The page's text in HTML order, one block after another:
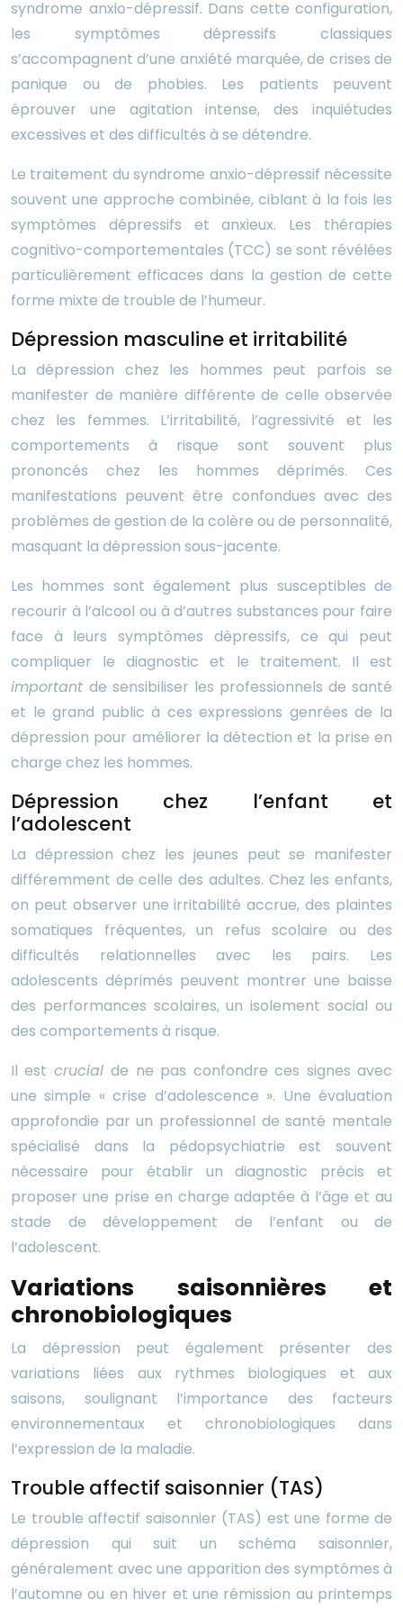
syndrome anxio-dépressif. Dans cette configuration,
les symptômes dépressifs classiques
s’accompagnent d’une anxiété marquée, de crises de
panique ou de phobies. Les patients peuvent
éprouver une agitation intense, des inquiétudes
excessives et des difficultés à se détendre.
Le traitement du syndrome anxio-dépressif nécessite
souvent une approche combinée, ciblant à la fois les
symptômes dépressifs et anxieux. Les thérapies
cognitivo-comportementales (TCC) se sont révélées
particulièrement efficaces dans la gestion de cette
forme mixte de trouble de l’humeur.
Dépression masculine et irritabilité
La dépression chez les hommes peut parfois se
manifester de manière différente de celle observée
chez les femmes. L’irritabilité, l’agressivité et les
comportements à risque sont souvent plus
prononcés chez les hommes déprimés. Ces
manifestations peuvent être confondues avec des
problèmes de gestion de la colère ou de personnalité,
masquant la dépression sous-jacente.
Les hommes sont également plus susceptibles de
recourir à l’alcool ou à d’autres substances pour faire
face à leurs symptômes dépressifs, ce qui peut
compliquer le diagnostic et le traitement. Il est
important de sensibiliser les professionnels de santé
et le grand public à ces expressions genrées de la
dépression pour améliorer la détection et la prise en
charge chez les hommes.
Dépression chez l’enfant et
l’adolescent
La dépression chez les jeunes peut se manifester
différemment de celle des adultes. Chez les enfants,
on peut observer une irritabilité accrue, des plaintes
somatiques fréquentes, un refus scolaire ou des
difficultés relationnelles avec les pairs. Les
adolescents déprimés peuvent montrer une baisse
des performances scolaires, un isolement social ou
des comportements à risque.
Il est crucialde ne pas confondre ces signes avec
une simple « crise d’adolescence ». Une évaluation
approfondie par un professionnel de santé mentale
spécialisé dans la pédopsychiatrie est souvent
nécessaire pour établir un diagnostic précis et
proposer une prise en charge adaptée à l’âge et au
stade de développement de l’enfant ou de
l’adolescent.
Variations saisonnières et
chronobiologiques
La dépression peut également présenter des
variations liées aux rythmes biologiques et aux
saisons, soulignant l’importance des facteurs
environnementaux et chronobiologiques dans
l’expression de la maladie.
Trouble affectif saisonnier (TAS)
Le trouble affectif saisonnier (TAS) est une forme de
dépression qui suit un schéma saisonnier,
généralement avec une apparition des symptômes à
l’automne ou en hiver et une rémission au printemps